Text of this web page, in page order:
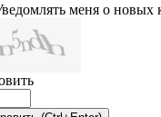
меня о новых